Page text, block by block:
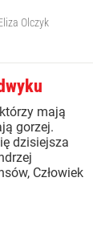
Olczyk
mają
gorzej.
dzisiejsza
Człowiek